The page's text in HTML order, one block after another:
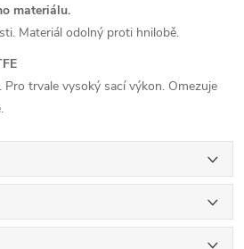
materiálu.
Materiál odolný proti hnilobě.
Pro trvale vysoký sací výkon. Omezuje